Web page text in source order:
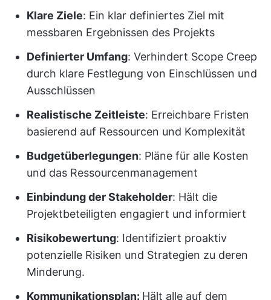
Klare Ziele: Ein klar definiertes Ziel mit
messbaren Ergebnissen des Projekts
Definierter Umfang: Verhindert Scope Creep
durch klare Festlegung von Einschlüssen und
Ausschlüssen
Realistische Zeitleiste: Erreichbare Fristen
basierend auf Ressourcen und Komplexität
Budgetüberlegungen: Pläne für alle Kosten
und das Ressourcenmanagement
Einbindung der Stakeholder: Hält die
Projektbeteiligten engagiert und informiert
Risikobewertung: Identifiziert proaktiv
potenzielle Risiken und Strategien zu deren
Minderung.
Kommunikationsplan: Hält alle auf dem